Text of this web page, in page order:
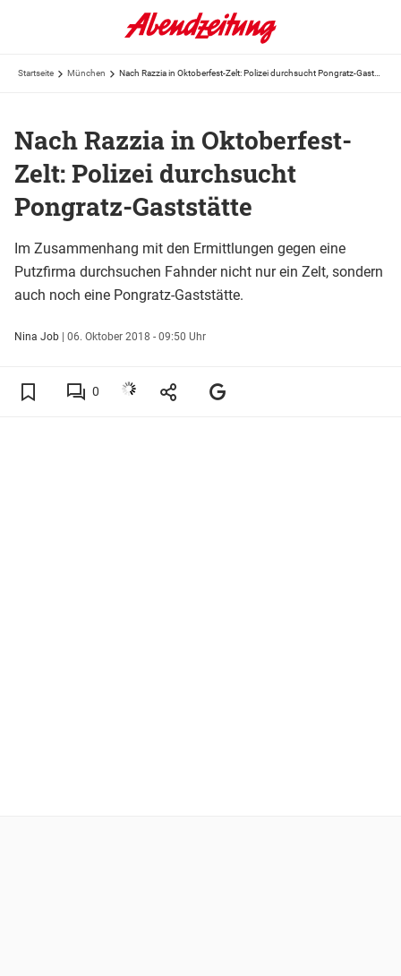
Startseite München
Nach Razzia in Oktoberfest-
Zelt: Polizei durchsucht
Pongratz-Gaststätte
Im Zusammenhang mit den Ermittlungen gegen eine
Putzfirma durchsuchen Fahnder nicht nur ein Zelt, sondern
auch noch eine Pongratz-Gaststätte.
Nina Job | 06. Oktober 2018 - 09:50 Uhr
0